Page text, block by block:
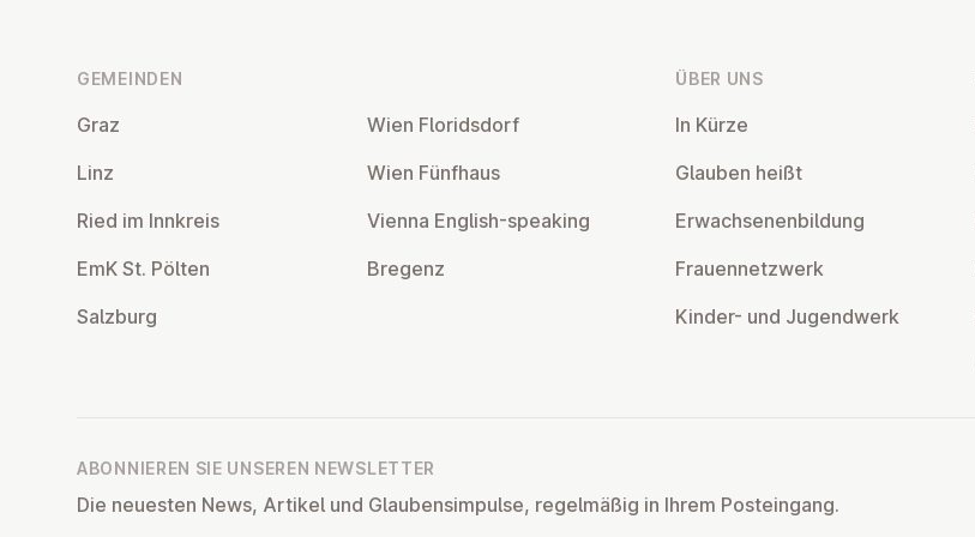
GEMEINDEN
Graz
Linz
Ried im Innkreis
EmK St. Pölten
Salzburg
Wien Flo­rids­dorf
Wien Fünfhaus
Vienna English-speaking
Bregenz
ÜBER UNS
In Kürze
Glauben heißt
Er­wach­se­nen­bil­dung
Frau­en­netz­werk
Kinder- und Ju­gend­werk
ABONNIEREN SIE UNSEREN NEWSLETTER
Die neuesten News, Artikel und Glaubensimpulse, regelmäßig in Ihrem Posteingang.